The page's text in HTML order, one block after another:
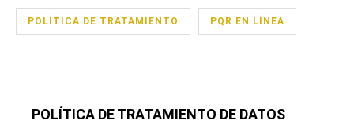
POLÍTICA DE TRATAMIENTO PQR EN LÍNEA
POLÍTICA DE TRATAMIENTO DE DATOS